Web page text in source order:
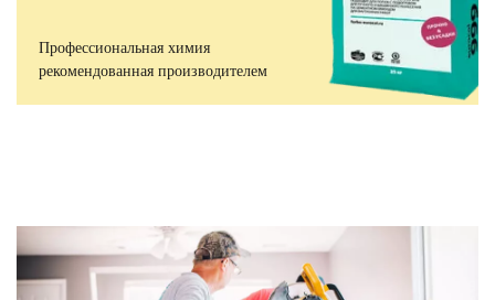
Профессиональная химия
рекомендованная производителем